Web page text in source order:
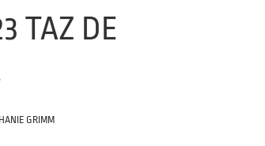
TAZ DE
GRIMM